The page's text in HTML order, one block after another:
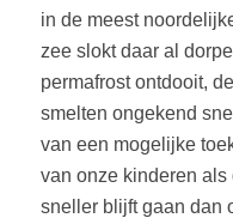
in de meest
zee slokt daar al
permafrost ontdooit,
smelten ongekend
van een mogelijke
van onze kinderen
sneller blijft gaan dan